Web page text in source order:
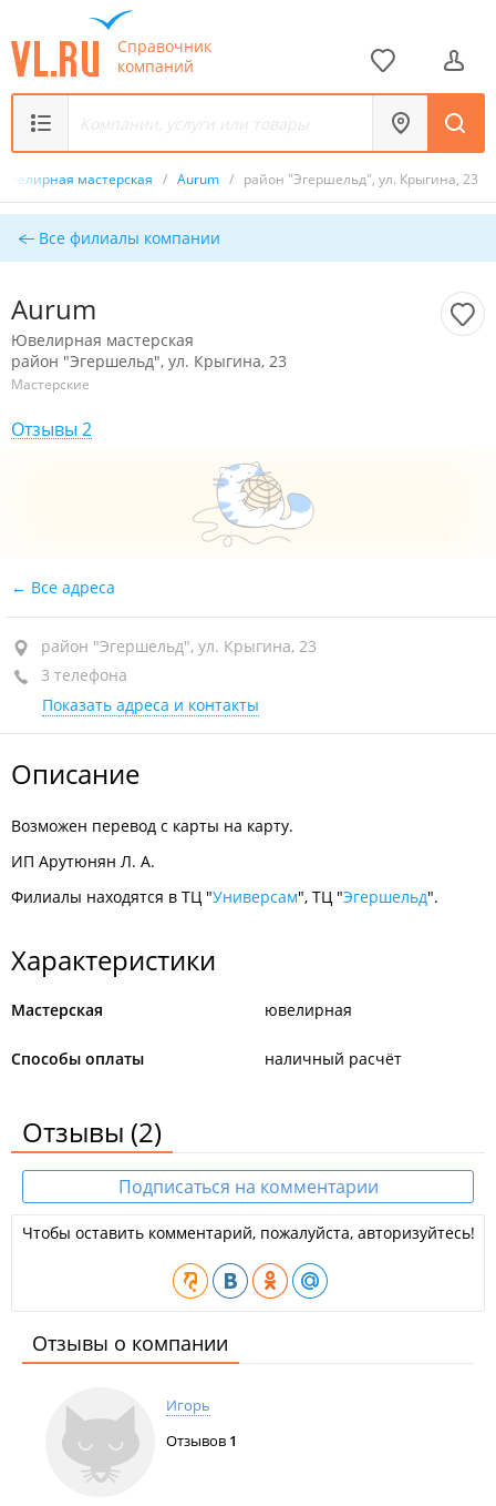
Справочник
компаний
мастерская / Aurum / район "Эгершельд", ул. Крыгина, 23
Все филиалы компании
Aurum
Ювелирная мастерская
район "Эгершельд", ул. Крыгина, 23
Мастерские
Отзывы 2
Все адреса
район "Эгершельд", ул. Крыгина, 23
3 телефона
Показать адреса и контакты
Описание
Возможен перевод с карты на карту.
ИП Арутюнян Л. А.
Филиалы находятся в ТЦ "Универсам", ТЦ "Эгершельд".
Характеристики
Мастерская ювелирная
Способы оплаты наличный расчёт
Отзывы (2)
Подписаться на комментарии
Чтобы оставить комментарий, пожалуйста, авторизуйтесь!
Отзывы о компании
Игорь
Отзывов 1